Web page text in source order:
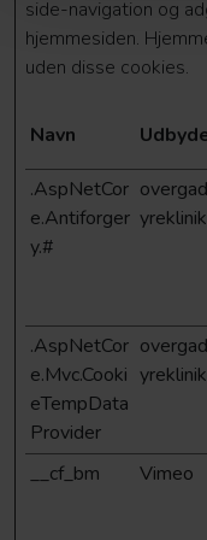
side-navigation og
hjemmesiden.
uden disse cookies.
Navn
.AspNetCor
e.Antiforger
y.#
.AspNetCor
e.Mvc.Cooki
eTempData
Provider
__cf_bm Vimeo